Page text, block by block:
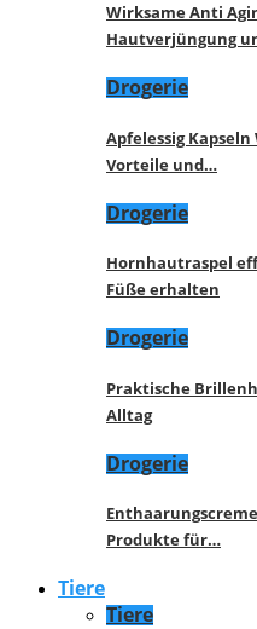
Wirksame Anti
Hautverjüngung
Drogerie
Apfelessig
Vorteile und…
Drogerie
Hornhautraspel
Füße erhalten
Drogerie
Praktische
Alltag
Drogerie
Produkte für…
Tiere
Tiere